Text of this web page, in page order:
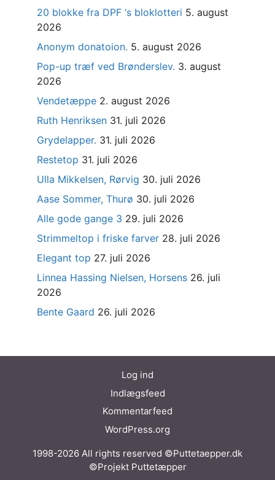
20 blokke fra DPF ‘s bloklotteri 5. august
2026
Anonym donatoion. 5. august 2026
Pop-up træf ved Brønderslev. 3. august
2026
Vendetæppe 2. august 2026
Ruth Henriksen 31. juli 2026
Grydelapper. 31. juli 2026
Restetop 31. juli 2026
Ulla Mikkelsen, Rørvig 30. juli 2026
Aase Sommer, Thurø 30. juli 2026
Alle gode gange 3 29. juli 2026
Strimmeltop i friske farver 28. juli 2026
Elegant top 27. juli 2026
Linnea Hassing Nielsen, Horsens 26. juli
2026
Bente Gaard 26. juli 2026
Log ind
Indlægsfeed
Kommentarfeed
WordPress.org
1998-2026 All rights reserved ©Puttetaepper.dk
©Projekt Puttetæpper